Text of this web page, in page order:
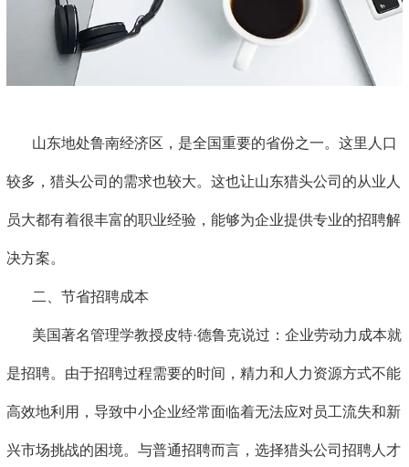
山东地处鲁南经济区，是全国重要的省份之一。这里人口
较多，猎头公司的需求也较大。这也让山东猎头公司的从业人
员大都有着很丰富的职业经验，能够为企业提供专业的招聘解
决方案。
二、节省招聘成本
美国著名管理学教授皮特·德鲁克说过：企业劳动力成本就
是招聘。由于招聘过程需要的时间，精力和人力资源方式不能
高效地利用，导致中小企业经常面临着无法应对员工流失和新
兴市场挑战的困境。与普通招聘而言，选择猎头公司招聘人才